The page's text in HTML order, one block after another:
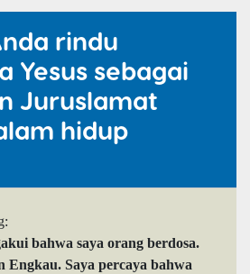
rindu
Yesus sebagai
Juruslamat
hidup
bahwa saya orang berdosa.
Engkau. Saya percaya bahwa